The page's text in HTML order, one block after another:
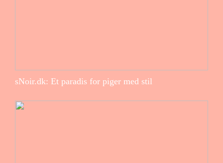
sNoir.dk: Et paradis for piger med stil